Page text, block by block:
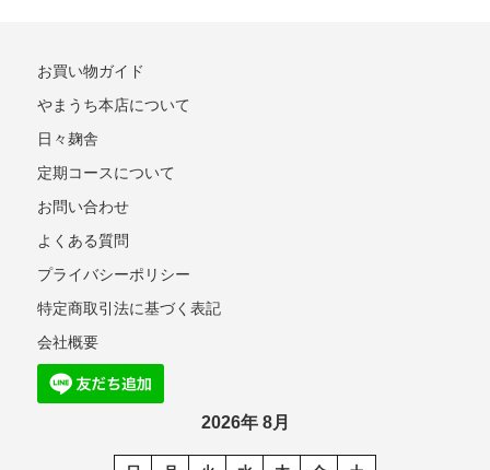
お買い物ガイド
やまうち本店について
日々麹舎
定期コースについて
お問い合わせ
よくある質問
プライバシーポリシー
特定商取引法に基づく表記
会社概要
2026年 8月